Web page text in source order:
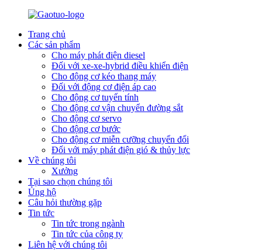
Trang chủ
Các sản phẩm
Cho máy phát điện diesel
Đối với xe-xe-hybrid điều khiển điện
Cho động cơ kéo thang máy
Đối với động cơ điện áp cao
Cho động cơ tuyến tính
Cho động cơ vận chuyển đường sắt
Cho động cơ servo
Cho động cơ bước
Cho động cơ miễn cưỡng chuyển đổi
Đối với máy phát điện gió & thủy lực
Về chúng tôi
Xưởng
Tại sao chọn chúng tôi
Ủng hộ
Câu hỏi thường gặp
Tin tức
Tin tức trong ngành
Tin tức của công ty
Liên hệ với chúng tôi